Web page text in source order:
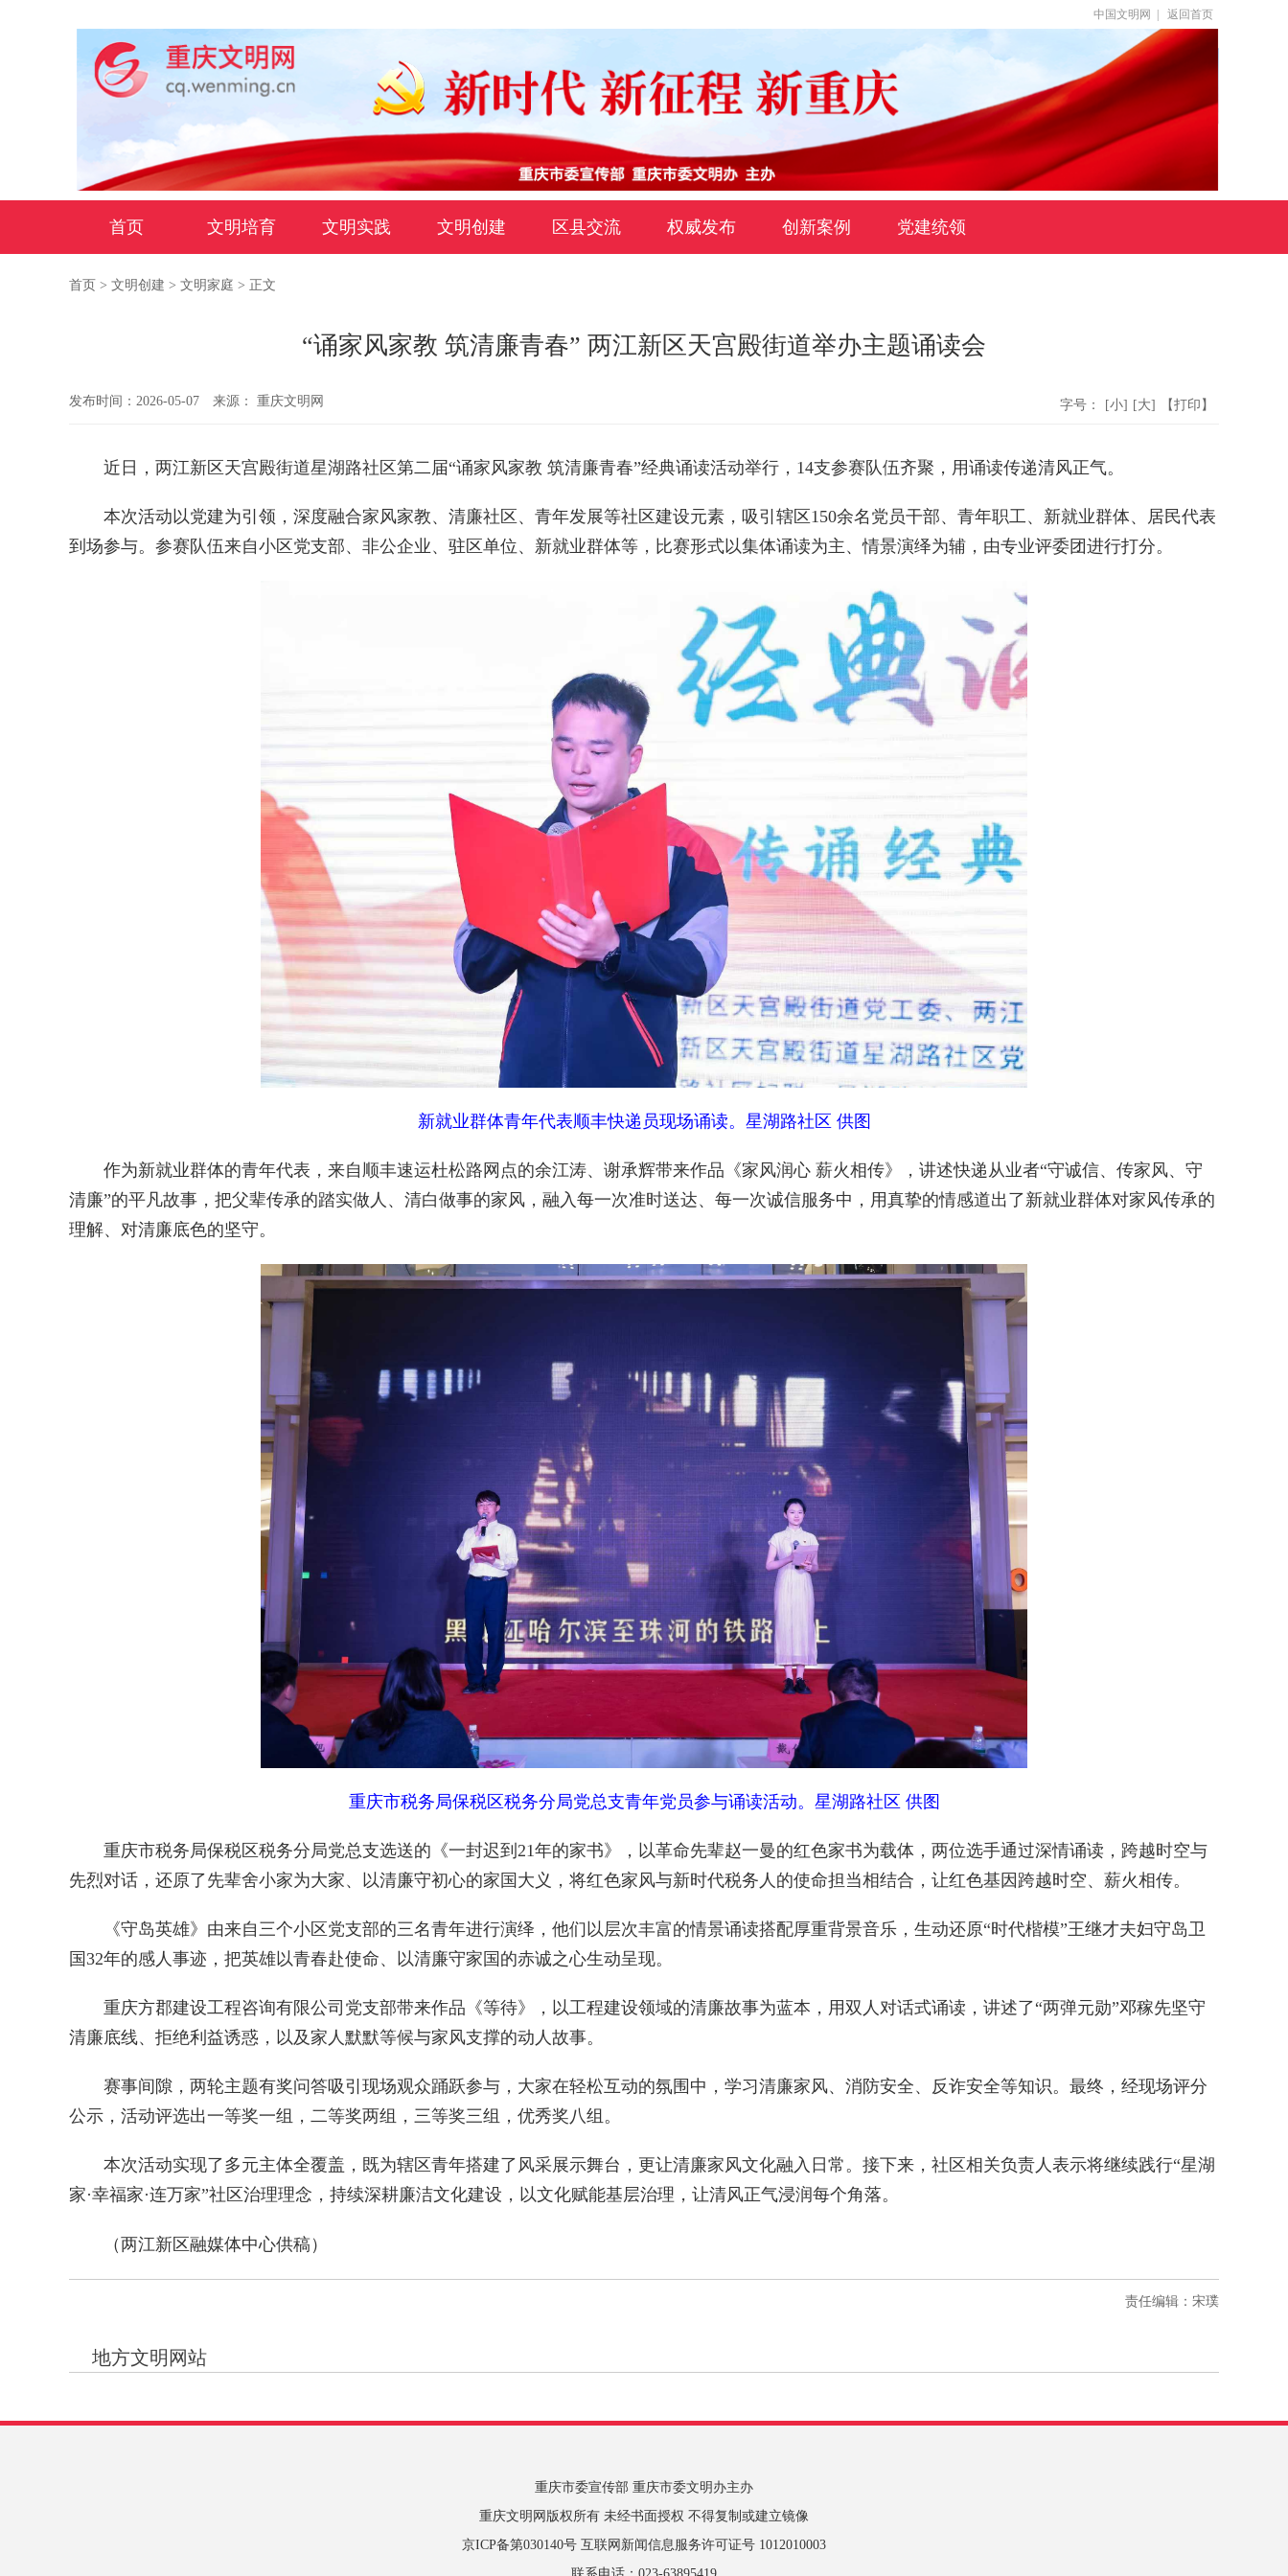
中国文明网 返回首页
首页 文明培育 文明实践 文明创建 区县交流 权威发布 创新案例 党建统领
首页 > 文明创建 > 文明家庭 > 正文
“诵家风家教 筑清廉青春” 两江新区天宫殿街道举办主题诵读会
发布时间：2026-05-07 来源： 重庆文明网 字号： [小] [大] 【打印】
近日，两江新区天宫殿街道星湖路社区第二届“诵家风家教 筑清廉青春”经典诵读活动举行，14支参赛队伍齐聚，用诵读传递清风正气。
本次活动以党建为引领，深度融合家风家教、清廉社区、青年发展等社区建设元素，吸引辖区150余名党员干部、青年职工、新就业群体、居民代表
到场参与。参赛队伍来自小区党支部、非公企业、驻区单位、新就业群体等，比赛形式以集体诵读为主、情景演绎为辅，由专业评委团进行打分。
新就业群体青年代表顺丰快递员现场诵读。星湖路社区 供图
作为新就业群体的青年代表，来自顺丰速运杜松路网点的余江涛、谢承辉带来作品《家风润心 薪火相传》，讲述快递从业者“守诚信、传家风、守
清廉”的平凡故事，把父辈传承的踏实做人、清白做事的家风，融入每一次准时送达、每一次诚信服务中，用真挚的情感道出了新就业群体对家风传承的
理解、对清廉底色的坚守。
重庆市税务局保税区税务分局党总支青年党员参与诵读活动。星湖路社区 供图
重庆市税务局保税区税务分局党总支选送的《一封迟到21年的家书》，以革命先辈赵一曼的红色家书为载体，两位选手通过深情诵读，跨越时空与
先烈对话，还原了先辈舍小家为大家、以清廉守初心的家国大义，将红色家风与新时代税务人的使命担当相结合，让红色基因跨越时空、薪火相传。
《守岛英雄》由来自三个小区党支部的三名青年进行演绎，他们以层次丰富的情景诵读搭配厚重背景音乐，生动还原“时代楷模”王继才夫妇守岛卫
国32年的感人事迹，把英雄以青春赴使命、以清廉守家国的赤诚之心生动呈现。
重庆方郡建设工程咨询有限公司党支部带来作品《等待》，以工程建设领域的清廉故事为蓝本，用双人对话式诵读，讲述了“两弹元勋”邓稼先坚守
清廉底线、拒绝利益诱惑，以及家人默默等候与家风支撑的动人故事。
赛事间隙，两轮主题有奖问答吸引现场观众踊跃参与，大家在轻松互动的氛围中，学习清廉家风、消防安全、反诈安全等知识。最终，经现场评分
公示，活动评选出一等奖一组，二等奖两组，三等奖三组，优秀奖八组。
本次活动实现了多元主体全覆盖，既为辖区青年搭建了风采展示舞台，更让清廉家风文化融入日常。接下来，社区相关负责人表示将继续践行“星湖
家·幸福家·连万家”社区治理理念，持续深耕廉洁文化建设，以文化赋能基层治理，让清风正气浸润每个角落。
（两江新区融媒体中心供稿）
责任编辑：宋璞
地方文明网站
重庆市委宣传部 重庆市委文明办主办
重庆文明网版权所有 未经书面授权 不得复制或建立镜像
京ICP备第030140号 互联网新闻信息服务许可证号 1012010003